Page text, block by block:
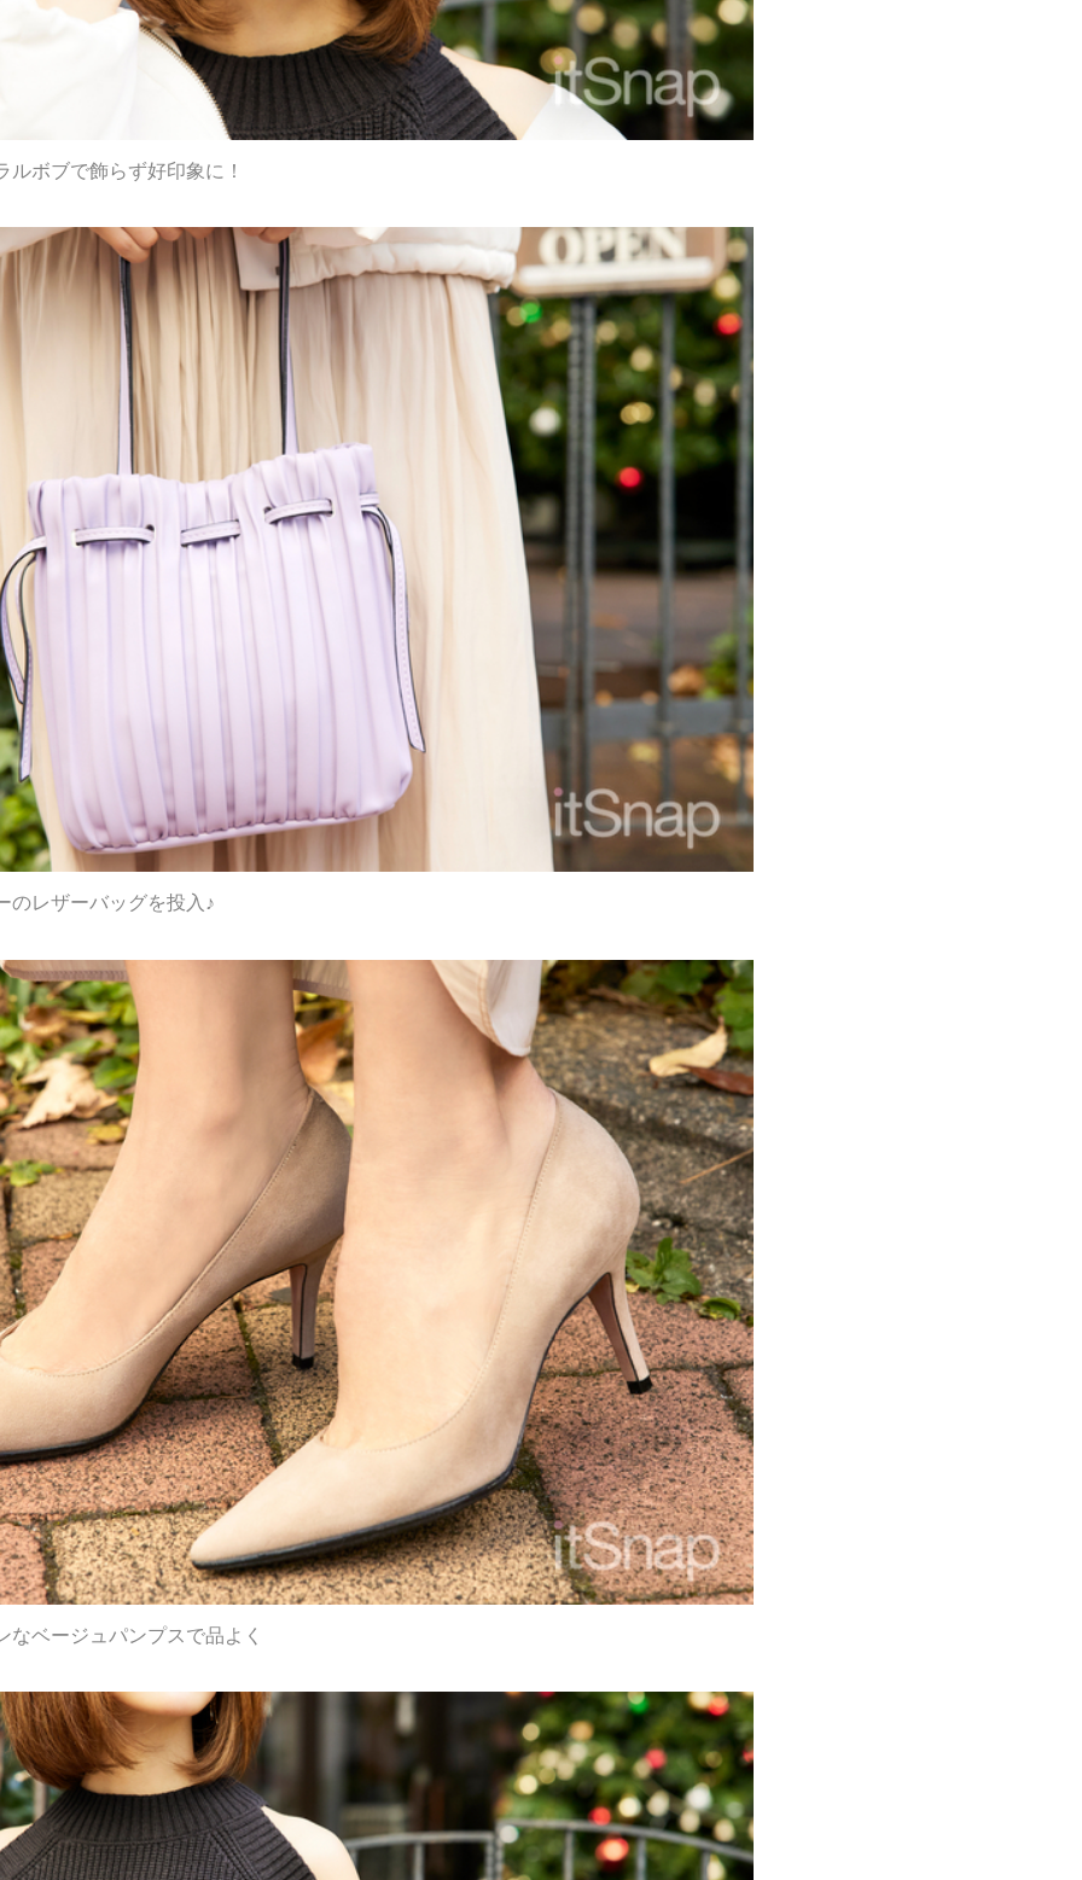
ボブで飾らず好印象に！
のレザーバッグを投入♪
なベージュパンプスで品よく